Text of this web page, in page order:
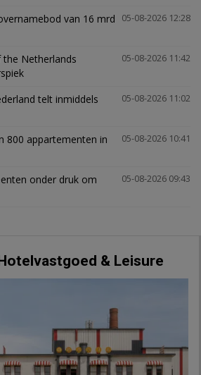
05-08-2026 12:28
van 16 mrd
05-08-2026 11:42
Netherlands
05-08-2026 11:02
telt inmiddels
05-08-2026 10:41
800 appartementen in
05-08-2026 09:43
onder druk om
& Leisure